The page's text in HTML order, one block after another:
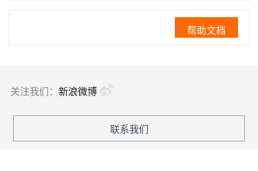
帮助文档